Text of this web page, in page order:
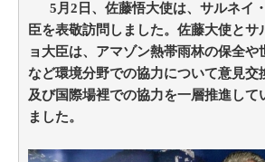
5月2日、佐藤悟大使は、サルネイ
臣を表敬訪問しました。佐藤大使とサ
ョ大臣は、アマゾン熱帯雨林の保全や
など環境分野での協力について意見交
及び国際場裡での協力を一層推進して
ました。